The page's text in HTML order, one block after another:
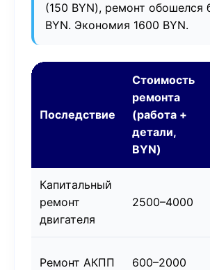
(150 BYN), ремонт обошелся
BYN. Экономия 1600 BYN.
Последствие
Стоимость
ремонта
(работа +
детали,
BYN)
Капитальный
ремонт
двигателя
2500–4000
Ремонт АКПП 600–2000